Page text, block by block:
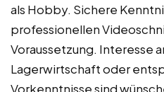
als Hobby. Sichere
professionellen
Voraussetzung. Interesse
Lagerwirtschaft oder
Vorkenntnisse sind